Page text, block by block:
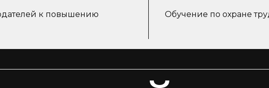
к повышению
Обучение по охране